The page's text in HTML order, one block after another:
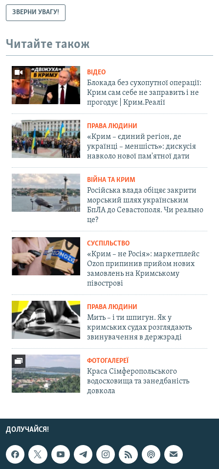
ЗВЕРНИ УВАГУ!
Читайте також
ВІДЕО
Блокада без сухопутної операції:
Крим сам себе не заправить і не
прогодує | Крим.Реалії
ПРАВА ЛЮДИНИ
«Крим – єдиний регіон, де
українці – меншість»: дискусія
навколо нової пам'ятної дати
ВІЙНА ТА КРИМ
Російська влада обіцяє закрити
морський шлях українським
БпЛА до Севастополя. Чи реально
це?
СУСПІЛЬСТВО
«Крим – не Росія»: маркетплейс
Ozon припинив прийом нових
замовлень на Кримському
півострові
ПРАВА ЛЮДИНИ
Мить – і ти шпигун. Як у
кримських судах розглядають
звинувачення в держзраді
ФОТОГАЛЕРЕЇ
Краса Сімферопольського
водосховища та занедбаність
довкола
ДОЛУЧАЙСЯ!